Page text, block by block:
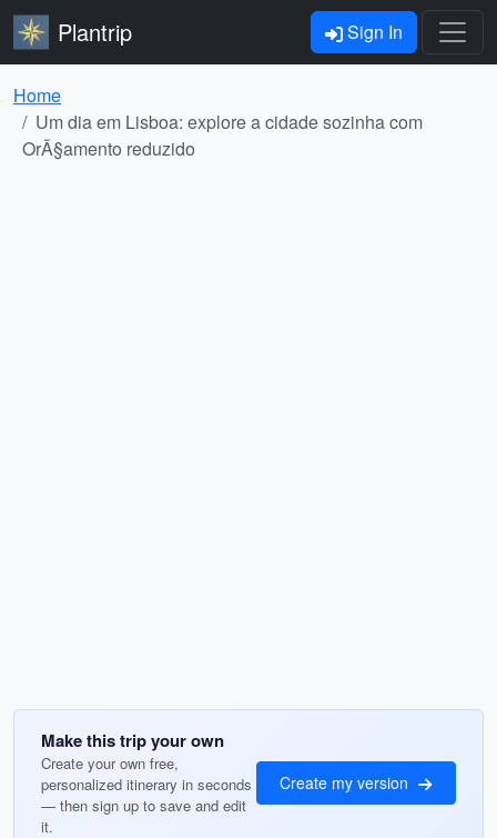
Plantrip Sign In
Home
Um dia em Lisboa: explore a cidade sozinha com
OrÃ§amento reduzido
Make this trip your own
Create your own free,
personalized itinerary in seconds
— then sign up to save and edit
it.
Create my version